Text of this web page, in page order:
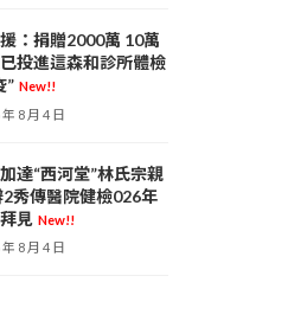
：捐贈2000萬 10萬
投進這森和診所體檢
” New!!
8 月 4 日
達“西河堂”林氏宗親
2秀傳醫院健檢026年
見 New!!
8 月 4 日